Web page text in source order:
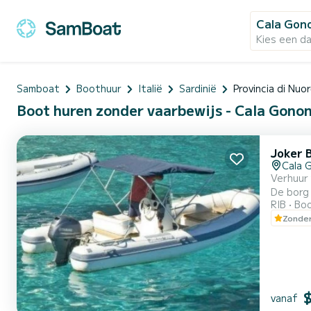
Cala
Kies een
Samboat Boothuur Italië Sardinië Provincia di
Boot huren zonder vaarbewijs - Cala
Joker
Cala
Verhuur van
De
RIB
vanaf